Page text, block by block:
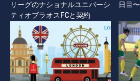
リーグのナショナルユニバーシ
ティオブラオスFCと契約
日目〜